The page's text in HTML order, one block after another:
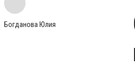
Богданова Юлия